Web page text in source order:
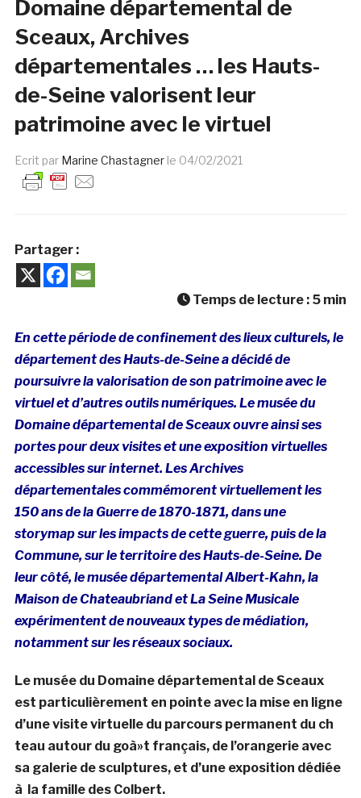
Domaine départemental de
Sceaux, Archives
départementales … les Hauts-
de-Seine valorisent leur
patrimoine avec le virtuel
Ecrit par Marine Chastagner le 04/02/2021
Partager :
Temps de lecture : 5 min
En cette période de confinement des lieux culturels, le
département des Hauts-de-Seine a décidé de
poursuivre la valorisation de son patrimoine avec le
virtuel et d’autres outils numériques. Le musée du
Domaine départemental de Sceaux ouvre ainsi ses
portes pour deux visites et une exposition virtuelles
accessibles sur internet. Les Archives
départementales commémorent virtuellement les
150 ans de la Guerre de 1870-1871, dans une
storymap sur les impacts de cette guerre, puis de la
Commune, sur le territoire des Hauts-de-Seine. De
leur côté, lemusée départemental Albert-Kahn, la
Maison de Chateaubriand et La Seine Musicale
expérimentent de nouveaux types de médiation,
notamment sur les réseaux sociaux.
Le musée du Domaine départemental de Sceaux
est particulièrement en pointe avec la mise en ligne
d’une visite virtuelle du parcours permanent du ch
teau autour du goà»t français, de l’orangerie avec
sa galerie de sculptures, et d’une exposition dédiée
à la famille des Colbert.